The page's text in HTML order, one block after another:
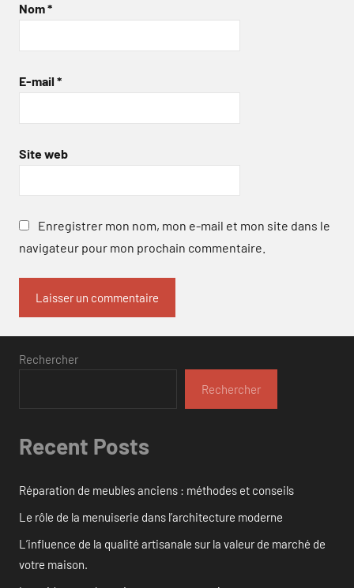
Nom*
E-mail *
Site web
Enregistrer mon nom, mon e-mail et mon site dans le
navigateur pour mon prochain commentaire.
Rechercher
Rechercher
Recent Posts
Réparation de meubles anciens : méthodes et conseils
Le rôle de la menuiserie dans l’architecture moderne
L’influence de la qualité artisanale sur la valeur de marché de
votre maison.